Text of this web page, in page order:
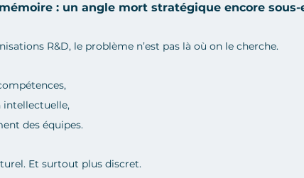
: un angle mort stratégique encore
R&D, le problème n’est pas là où on le cherche.
des équipes.
Et surtout plus discret.